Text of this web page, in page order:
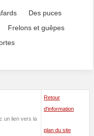
Des puces
Frelons et guêpes
un lien vers la
Retour
d'information
plan du site